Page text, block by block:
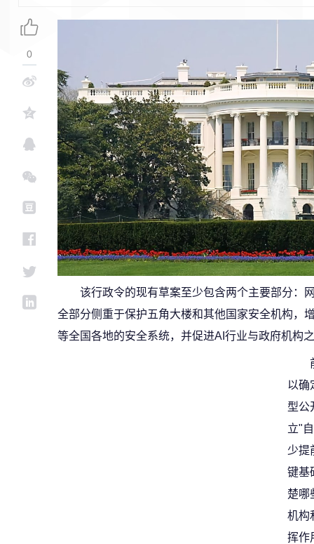
该行政令的现有草案至少包含两个主要部分：
全部分侧重于保护五角大楼和其他国家安全机构，
等全国各地的安全系统，并促进AI行业与政府机构
以确
型公
立"
少提
键基
楚哪
机构
挥作
0